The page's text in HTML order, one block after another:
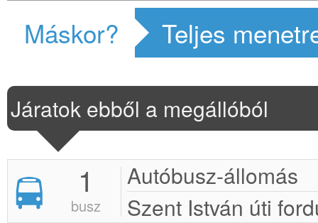
Máskor? Teljes
Járatok ebből a megállóból
1
busz
Autóbusz-állomás
Szent István úti